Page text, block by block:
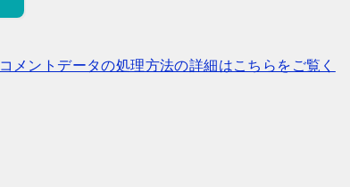
コメントデータの処理方法の詳細はこちらをご覧く